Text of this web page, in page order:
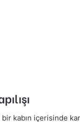
kabın içerisinde